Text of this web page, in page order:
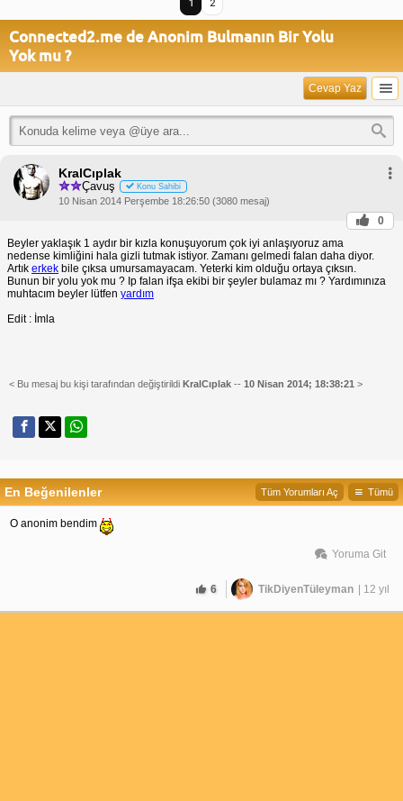
Connected2.me de Anonim Bulmanın Bir Yolu
Yok mu ?
Cevap Yaz
KralCıplak
Çavuş Konu Sahibi
10 Nisan 2014 Perşembe 18:26:50 (3080 mesaj)
0
Beyler yaklaşık 1 aydır bir kızla konuşuyorum çok iyi anlaşıyoruz ama
nedense kimliğini hala gizli tutmak istiyor. Zamanı gelmedi falan daha diyor.
Artık erkek bile çıksa umursamayacam. Yeterki kim olduğu ortaya çıksın.
Bunun bir yolu yok mu ? Ip falan ifşa ekibi bir şeyler bulamaz mı ? Yardımınıza
muhtacım beyler lütfen yardım
Edit : İmla
< Bu mesaj bu kişi tarafından değiştirildi KralCıplak -- 10 Nisan 2014; 18:38:21 >
En Beğenilenler Tümü
Tüm Yorumları Aç
O anonim bendim
Yoruma Git
6 TikDiyenTüleyman | 12 yıl